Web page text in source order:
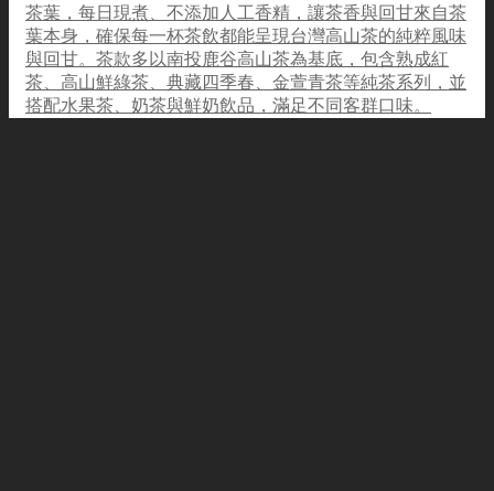
茶葉，每日現煮、不添加人工香精，讓茶香與回甘來自茶
葉本身，確保每一杯茶飲都能呈現台灣高山茶的純粹風味
與回甘。茶款多以南投鹿谷高山茶為基底，包含熟成紅
茶、高山鮮綠茶、典藏四季春、金萱青茶等純茶系列，並
搭配水果茶、奶茶與鮮奶飲品，滿足不同客群口味。